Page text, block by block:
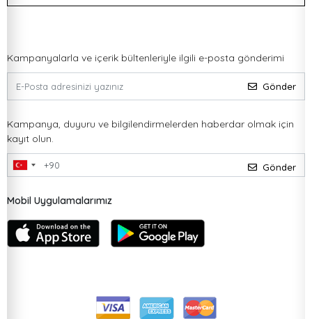
Kampanyalarla ve içerik bültenleriyle ilgili e-posta gönderimi
Gönder
Kampanya, duyuru ve bilgilendirmelerden haberdar olmak için
kayıt olun.
Gönder
Mobil Uygulamalarımız